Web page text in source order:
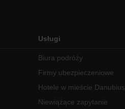
Usługi
Biura podróży
Firmy ubezpieczeniowe
Hotele w mieście Danubius
Niewiążące zapytanie